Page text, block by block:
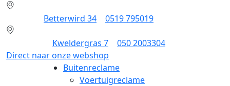
Betterwird 34 0519 795019
Kweldergras 7
050 2003304
Direct naar onze webshop
Buitenreclame
Voertuigreclame